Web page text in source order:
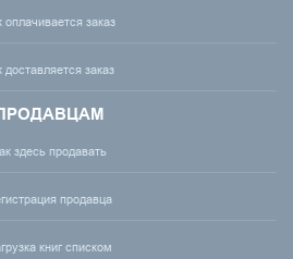
оплачивается заказ
доставляется заказ
здесь продавать
продавца
книг списком